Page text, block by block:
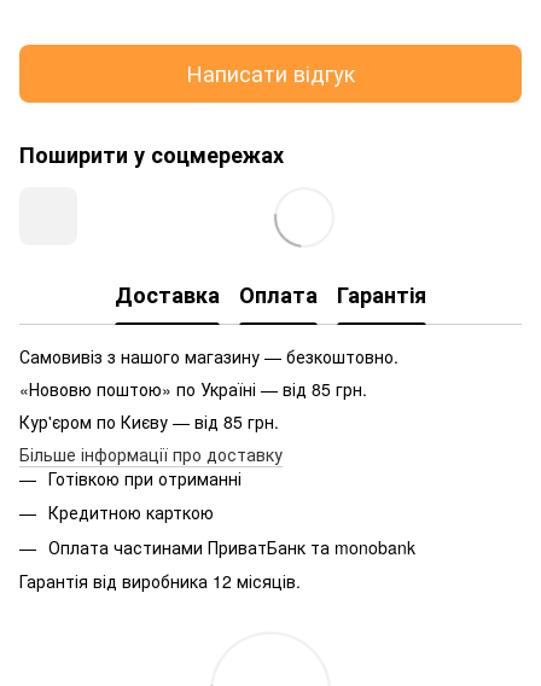
Написати відгук
Поширити у соцмережах
Доставка Оплата Гарантія
Самовивіз з нашого магазину — безкоштовно.
«Нововю поштою» по Україні — від 85 грн.
Кур'єром по Києву — від 85 грн.
Більше інформації про доставку
Готівкою при отриманні
Кредитною карткою
Оплата частинами ПриватБанк та monobank
Гарантія від виробника 12 місяців.